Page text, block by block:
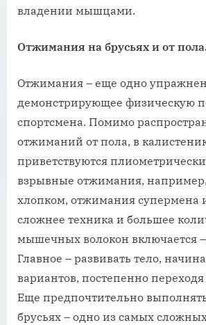
владении мышцами.
Отжимания на брусьях и от
Отжимания – еще одно
демонстрирующее физическую
спортсмена. Помимо
отжиманий от пола, в
приветствуются
взрывные отжимания,
хлопком, отжимания супермена
сложнее техника и большее
мышечных волокон включается
Главное – развивать тело,
вариантов, постепенно
Еще предпочтительно
брусьях – одно из самых